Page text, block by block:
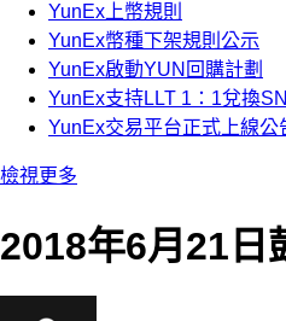
YunEx上幣規則
YunEx幣種下架規則公示
YunEx啟動YUN回購計劃
YunEx支持LLT 1：1兌換
YunEx交易平台正式上線公
檢視更多
2018年6月21日